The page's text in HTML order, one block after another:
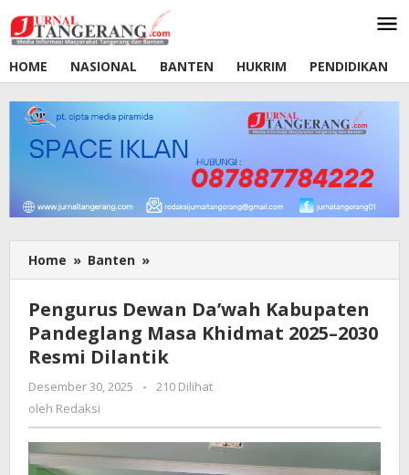
ke
konten
HOME
NASIONAL BANTEN HUKRIM PENDIDIKAN
Home » Banten »
Dewan
Kabupaten
Pandeglang
Masa
2025–
Resmi
Pengurus Dewan Da’wah Kabupaten
Pandeglang Masa Khidmat 2025–2030
Resmi Dilantik
Desember 30, 2025
oleh
-
210 Dilihat
oleh Redaksi